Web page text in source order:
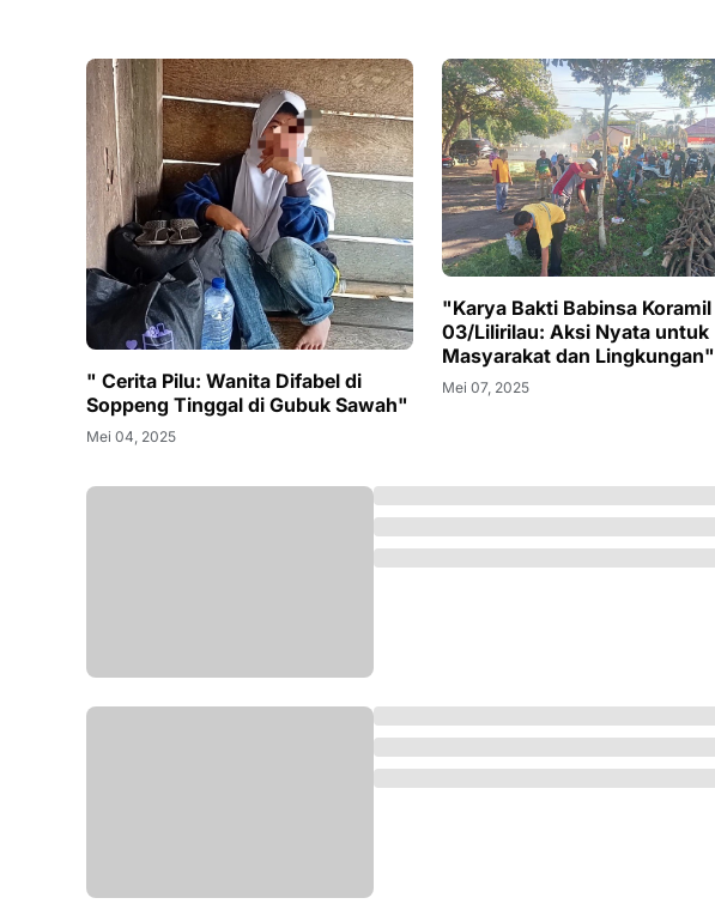
" Cerita Pilu: Wanita Difabel di
Soppeng Tinggal di Gubuk Sawah"
Mei 04, 2025
"Karya Bakti Babinsa Koramil
03/Lilirilau: Aksi Nyata untuk
Masyarakat dan Lingkungan"
Mei 07, 2025